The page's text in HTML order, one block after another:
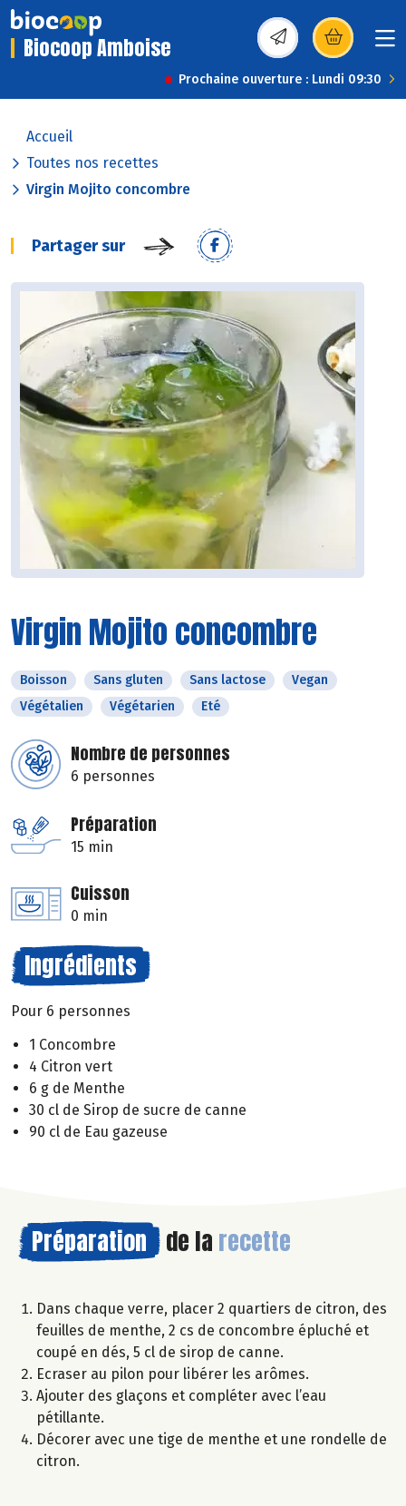
Biocoop Amboise (s’ouvre dans une
Prochaine ouverture : Lundi 09:30
Accueil
Toutes nos recettes
Virgin Mojito concombre
Partager sur
Virgin Mojito concombre
Boisson Sans gluten Sans lactose
Vegan
Végétalien
Végétarien Eté
Nombre de personnes
6 personnes
Préparation
15 min
Cuisson
0 min
Ingrédients
Pour 6 personnes
1 Concombre
4 Citron vert
6 g de Menthe
30 cl de Sirop de sucre de canne
90 cl de Eau gazeuse
Préparation de la recette
Dans chaque verre, placer 2 quartiers de citron, des
feuilles de menthe, 2 cs de concombre épluché et
coupé en dés, 5 cl de sirop de canne.
Ecraser au pilon pour libérer les arômes.
Ajouter des glaçons et compléter avec l’eau
pétillante.
Décorer avec une tige de menthe et une rondelle de
citron.